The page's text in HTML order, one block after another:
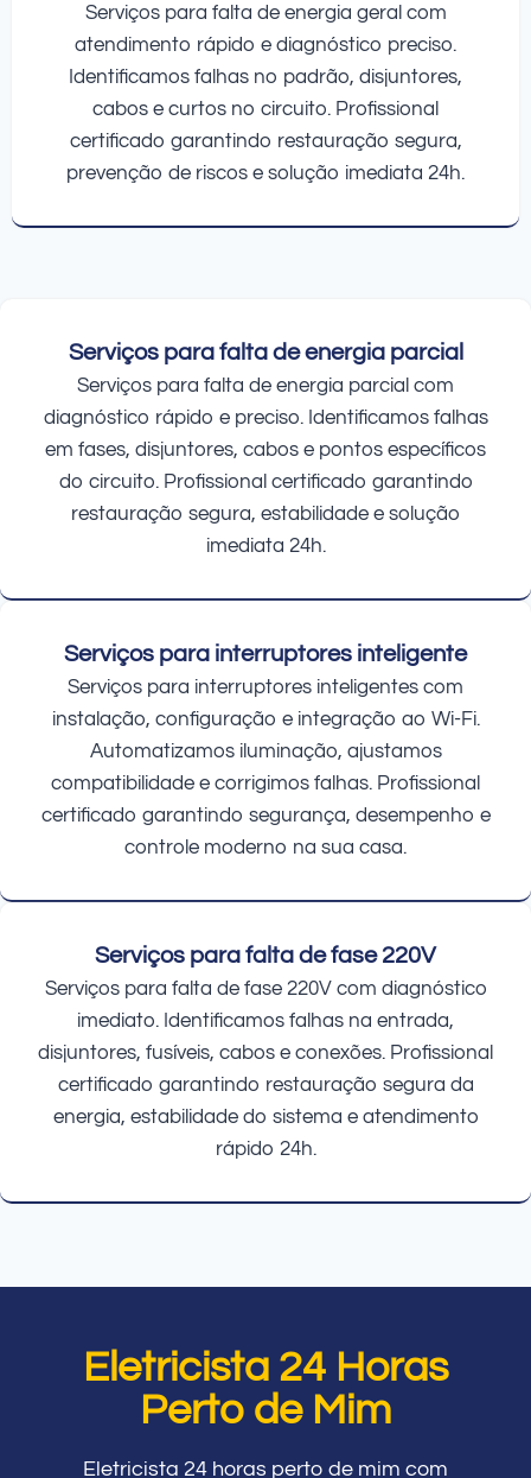
Serviços para falta de energia geral com
atendimento rápido e diagnóstico preciso.
Identificamos falhas no padrão, disjuntores,
cabos e curtos no circuito. Profissional
certificado garantindo restauração segura,
prevenção de riscos e solução imediata 24h.
Serviços para falta de energia parcial
Serviços para falta de energia parcial com
diagnóstico rápido e preciso. Identificamos falhas
em fases, disjuntores, cabos e pontos específicos
do circuito. Profissional certificado garantindo
restauração segura, estabilidade e solução
imediata 24h.
Serviços para interruptores inteligente
Serviços para interruptores inteligentes com
instalação, configuração e integração ao Wi-Fi.
Automatizamos iluminação, ajustamos
compatibilidade e corrigimos falhas. Profissional
certificado garantindo segurança, desempenho e
controle moderno na sua casa.
Serviços para falta de fase 220V
Serviços para falta de fase 220V com diagnóstico
imediato. Identificamos falhas na entrada,
disjuntores, fusíveis, cabos e conexões. Profissional
certificado garantindo restauração segura da
energia, estabilidade do sistema e atendimento
rápido 24h.
Eletricista 24 Horas
Perto de Mim
Eletricista 24 horas perto de mim com